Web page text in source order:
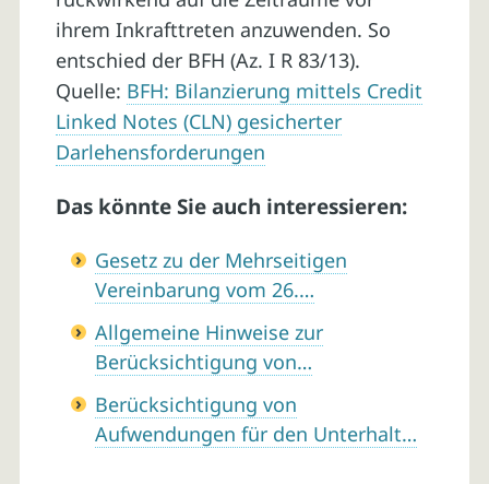
ihrem Inkrafttreten anzuwenden. So
entschied der BFH (Az. I R 83/13).
Quelle: BFH: Bilanzierung mittels Credit
Linked Notes (CLN) gesicherter
Darlehensforderungen
Das könnte Sie auch interessieren:
Gesetz zu der Mehrseitigen
Vereinbarung vom 26.…
Allgemeine Hinweise zur
Berücksichtigung von…
Berücksichtigung von
Aufwendungen für den Unterhalt…